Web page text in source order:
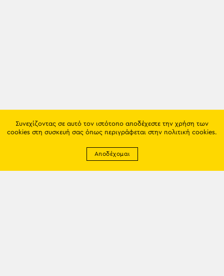
Συνεχίζοντας σε αυτό τον ιστότοπο αποδέχεστε την χρήση των
cookies στη συσκευή σας όπως περιγράφεται στην πολιτική cookies.
Αποδέχομαι